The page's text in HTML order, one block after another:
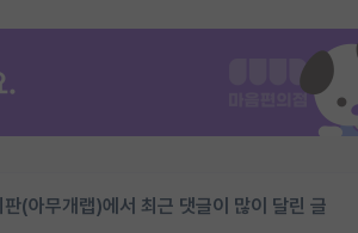
판(아무개랩)에서 최근 댓글이 많이 달린 글